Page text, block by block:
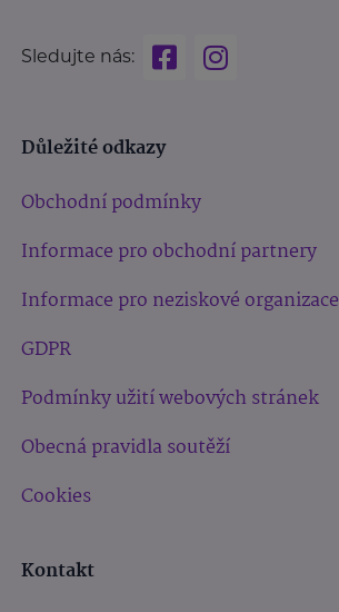
Sledujte nás:
Důležité odkazy
Obchodní podmínky
Informace pro obchodní partnery
Informace pro neziskové organizace
GDPR
Podmínky užití webových stránek
Obecná pravidla soutěží
Cookies
Kontakt